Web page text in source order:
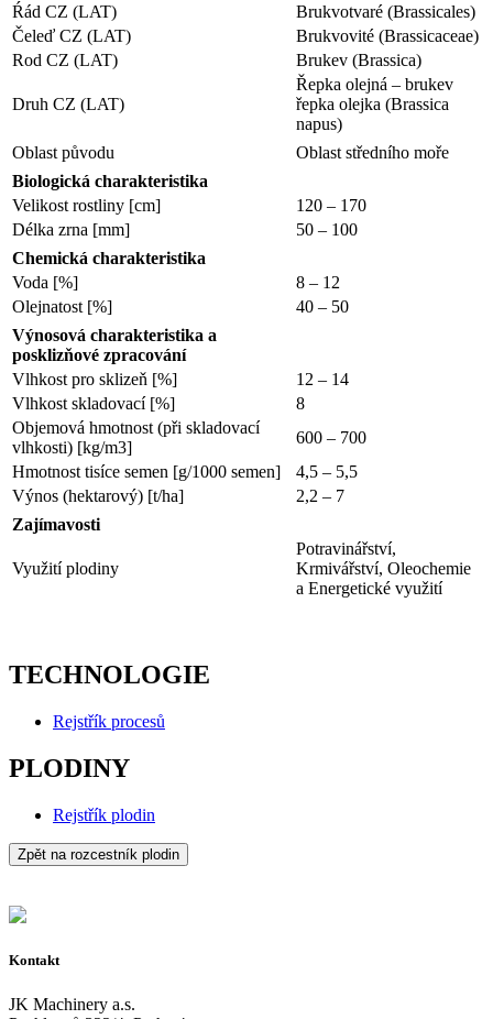
Ŕád CZ (LAT)
Brukvotvaré (Brassicales)
Čeleď CZ (LAT)
Brukvovité (Brassicaceae)
Rod CZ (LAT)
Brukev (Brassica)
Druh CZ (LAT)
Řepka olejná – brukev
řepka olejka (Brassica
napus)
Oblast původu
Oblast středního moře
Biologická charakteristika
Velikost rostliny [cm]
120 – 170
Délka zrna [mm]
50 – 100
Chemická charakteristika
Voda [%]
8 – 12
Olejnatost [%]
40 – 50
Výnosová charakteristika a
posklizňové zpracování
Vlhkost pro sklizeň [%]
12 – 14
Vlhkost skladovací [%]
8
Objemová hmotnost (při skladovací
vlhkosti) [kg/m3]
600 – 700
Hmotnost tisíce semen [g/1000 semen]
4,5 – 5,5
Výnos (hektarový) [t/ha]
2,2 – 7
Zajímavosti
Využití plodiny
Potravinářství,
Krmivářství, Oleochemie
a Energetické využití
TECHNOLOGIE
Rejstřík procesů
PLODINY
Rejstřík plodin
Zpět na rozcestník plodin
Kontakt
JK Machinery a.s.